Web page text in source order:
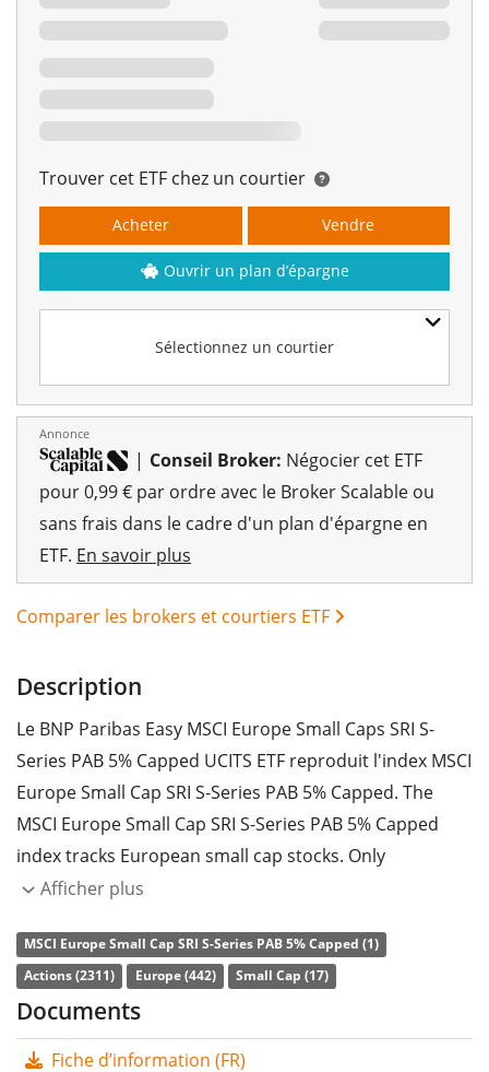
Trouver cet ETF chez un courtier
Sélectionnez un courtier
Acheter Vendre
Ouvrir un plan d’épargne
Annonce
| Conseil Broker: Négocier cet ETF
pour 0,99 € par ordre avec le Broker Scalable ou
sans frais dans le cadre d'un plan d'épargne en
ETF. En savoir plus
Comparer les brokers et courtiers ETF
Description
Le BNP Paribas Easy MSCI Europe Small Caps SRI S-
Series PAB 5% Capped UCITS ETF reproduit l'index MSCI
Europe Small Cap SRI S-Series PAB 5% Capped. The
MSCI Europe Small Cap SRI S-Series PAB 5% Capped
index tracks European small cap stocks. Only
companies with very high Environmental, Social and
peers, are considered. Companies that generate
significant portions of their revenues in non-
sustainable activities are excluded. The weight of each
company is capped to 5%.
Afficher plus
MSCI Europe Small Cap SRI S-Series PAB 5% Capped (1)
Actions (2311)
Europe (442) Small Cap (17)
Documents
Fiche d’information (FR)